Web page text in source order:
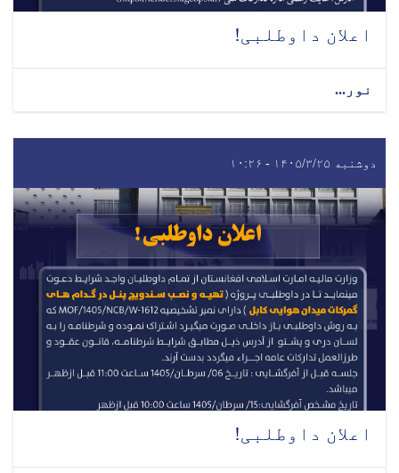
اعلان داوطلبی!
نور...
دوشنبه ۱۴۰۵/۳/۲۵ - ۱۰:۲۶
اعلان داوطلبی!